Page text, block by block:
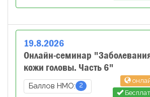
19.8.2026
Онлайн-семинар
кожи головы. Часть 6"
Баллов НМО: 2